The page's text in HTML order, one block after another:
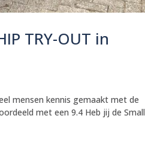
TRY-OUT in
mensen kennis gemaakt met de
met een 9.4 Heb jij de Small